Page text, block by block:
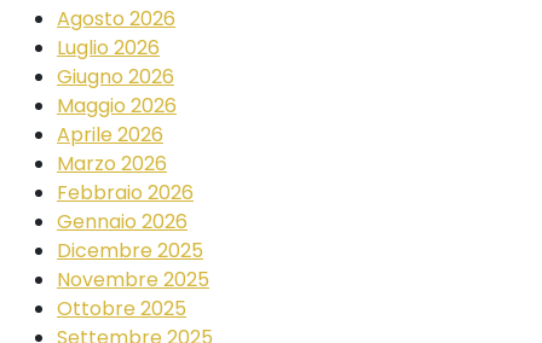
Agosto 2026
Luglio 2026
Giugno 2026
Maggio 2026
Aprile 2026
Marzo 2026
Febbraio 2026
Gennaio 2026
Dicembre 2025
Novembre 2025
Ottobre 2025